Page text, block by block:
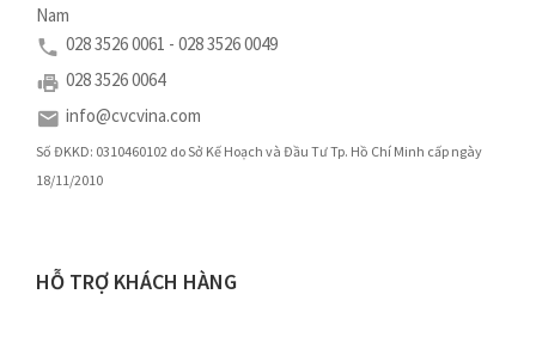
Nam
028 3526 0061 - 028 3526 0049
028 3526 0064
info@cvcvina.com
Số ĐKKD: 0310460102 do Sở Kế Hoạch và Đầu Tư Tp. Hồ Chí Minh cấp ngày
18/11/2010
HỖ TRỢ KHÁCH HÀNG